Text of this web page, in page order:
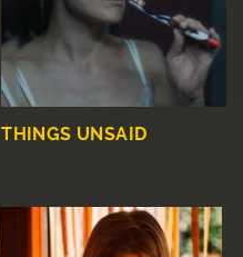
THINGS UNSAID